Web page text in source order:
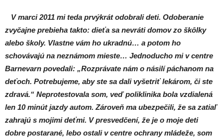
V marci 2011 mi teda prvýkrát odobrali deti. Odoberanie
zvyčajne prebieha takto: dieťa sa nevráti domov zo škôlky
alebo školy. Vlastne vám ho ukradnú… a potom ho
schovávajú na neznámom mieste… Jednoducho mi v centre
Barnevarn povedali: „Rozprávate nám o násilí páchanom na
deťoch. Potrebujeme, aby ste sa dali vyšetriť lekárom, či ste
zdravá.“ Neprotestovala som, veď poliklinika bola vzdialená
len 10 minút jazdy autom. Zároveň ma ubezpečili, že sa zatiaľ
zahrajú s mojimi deťmi. V presvedčení, že je o moje deti
dobre postarané, lebo ostali v centre ochrany mládeže, som